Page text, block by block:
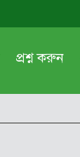
প্রশ্ন করুন